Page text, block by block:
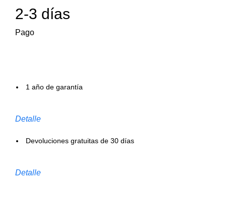
2-3 días
Pago
1 año de garantía
Detalle
Devoluciones gratuitas de 30 días
Detalle